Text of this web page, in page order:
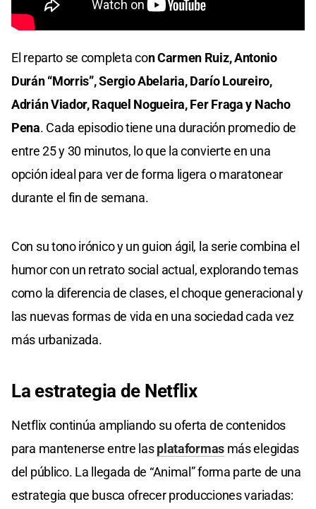
El reparto se completa con Carmen Ruiz, Antonio
Durán “Morris”, Sergio Abelaria, Darío Loureiro,
Adrián Viador, Raquel Nogueira, Fer Fraga y Nacho
Pena. Cada episodio tiene una duración promedio de
entre 25 y 30 minutos, lo que la convierte en una
opción ideal para ver de forma ligera o maratonear
durante el fin de semana.
Con su tono irónico y un guion ágil, la serie combina el
humor con un retrato social actual, explorando temas
como la diferencia de clases, el choque generacional y
las nuevas formas de vida en una sociedad cada vez
más urbanizada.
La estrategia de Netflix
Netflix continúa ampliando su oferta de contenidos
para mantenerse entre lasplataformasmás elegidas
del público. La llegada de “Animal” forma parte de una
estrategia que busca ofrecer producciones variadas: